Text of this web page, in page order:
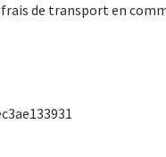
frais de transport en